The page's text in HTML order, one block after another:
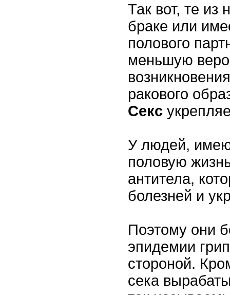
Так вот, те из
браке или
полового
меньшую
ракового
Секс
У людей,
половую
антитела,
болезней и
Поэтому они
эпидемии
стороной.
сека